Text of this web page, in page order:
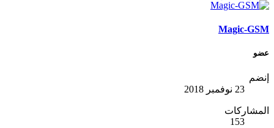
Magic-GSM
عضو
إنضم
23 نوفمبر 2018
المشاركات
153